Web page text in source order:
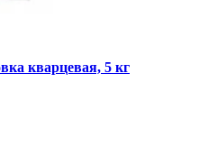
кварцевая, 5 кг